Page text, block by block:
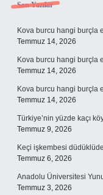
Sidebar
Son Yazılar
Kova burcu hangi burçla
Temmuz 14, 2026
Kova burcu hangi burçla
Temmuz 14, 2026
Kova burcu hangi burçla
Temmuz 14, 2026
Türkiye’nin yüzde kaçı
Temmuz 9, 2026
Keçi işkembesi
Temmuz 6, 2026
Anadolu Üniversitesi
Temmuz 3, 2026